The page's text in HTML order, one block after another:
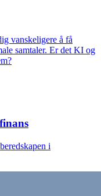
vanskeligere å få
samtaler. Er det KI og
i